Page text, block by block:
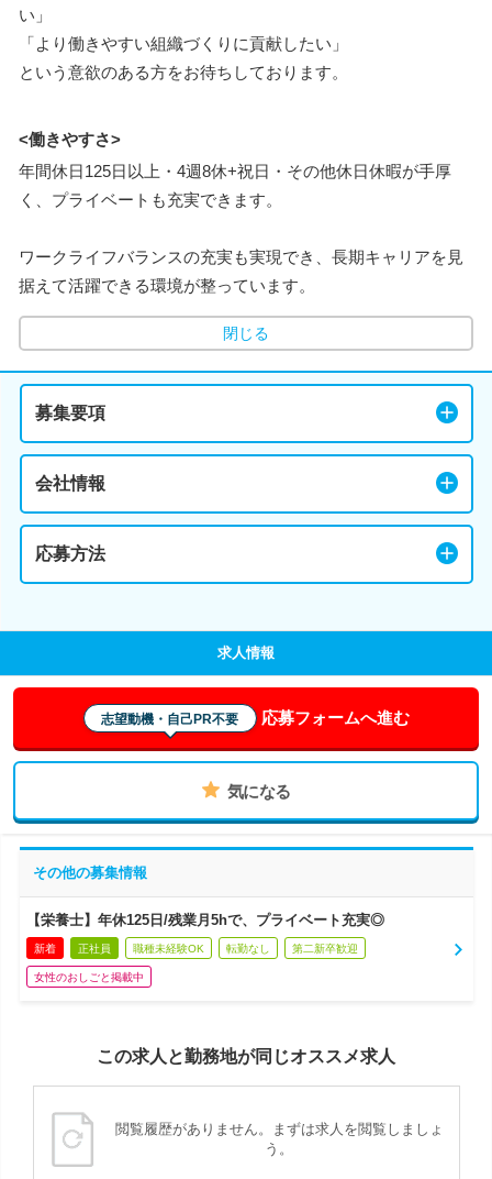
い」
「より働きやすい組織づくりに貢献したい」
という意欲のある方をお待ちしております。
<働きやすさ>
年間休日125日以上・4週8休+祝日・その他休日休暇が手厚
く、プライベートも充実できます。
ワークライフバランスの充実も実現でき、長期キャリアを見
据えて活躍できる環境が整っています。
閉じる
募集要項
会社情報
応募方法
求人情報
志望動機・自己PR不要 応募フォームへ進む
気になる
その他の募集情報
【栄養士】年休125日/残業月5hで、プライベート充実◎
新着 正社員 職種未経験OK 転勤なし 第二新卒歓迎
女性のおしごと掲載中
この求人と勤務地が同じオススメ求人
閲覧履歴がありません。まずは求人を閲覧しましょ
う。